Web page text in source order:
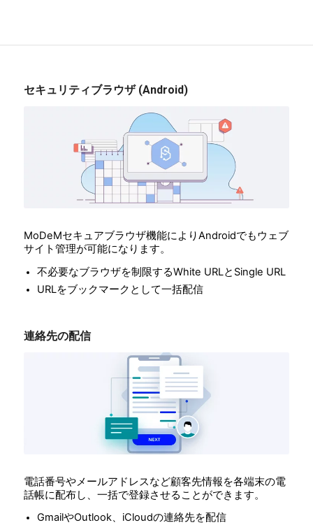
セキュリティブラウザ (Android)
MoDeMセキュアブラウザ機能によりAndroidでもウェブ
サイト管理が可能になります。
不必要なブラウザを制限するWhite URLとSingle URL
URLをブックマークとして一括配信
連絡先の配信
電話番号やメールアドレスなど顧客先情報を各端末の電
話帳に配布し、一括で登録させることができます。
GmailやOutlook、iCloudの連絡先を配信